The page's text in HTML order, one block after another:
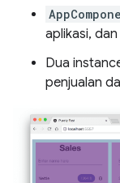
aplikasi, dan
Dua
penjualan